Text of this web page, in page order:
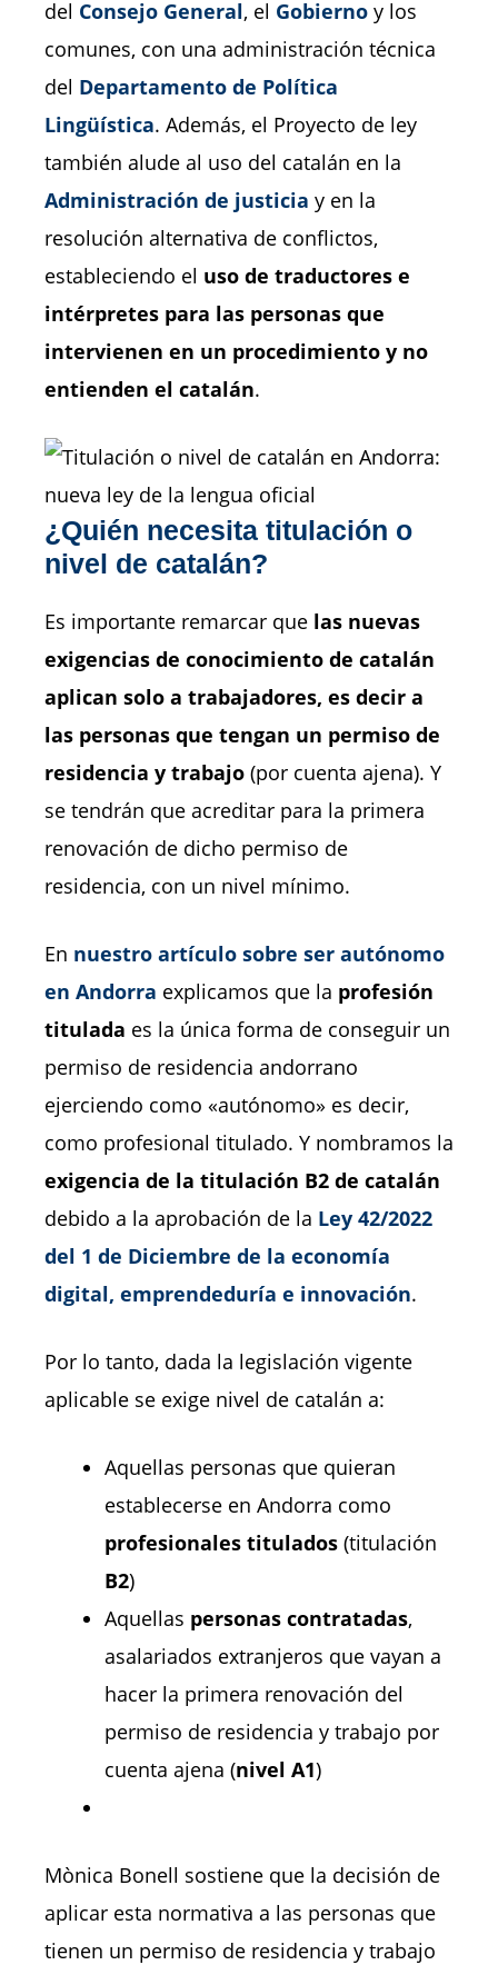
del Consejo General, el Gobierno y los
comunes, con una administración técnica
del Departamento de Política
Lingüística. Además, el Proyecto de ley
también alude al uso del catalán en la
Administración de justicia y en la
resolución alternativa de conflictos,
estableciendo el uso de traductores e
intérpretes para las personas que
intervienen en un procedimiento y no
entienden el catalán.
¿Quién necesita titulación o
nivel de catalán?
Es importante remarcar que las nuevas
exigencias de conocimiento de catalán
aplican solo a trabajadores, es decir a
las personas que tengan un permiso de
residencia y trabajo (por cuenta ajena). Y
se tendrán que acreditar para la primera
renovación de dicho permiso de
residencia, con un nivel mínimo.
En nuestro artículo sobre ser autónomo
en Andorra explicamos que la profesión
titulada es la única forma de conseguir un
permiso de residencia andorrano
ejerciendo como «autónomo» es decir,
como profesional titulado. Y nombramos la
exigencia de la titulación B2 de catalán
debido a la aprobación de la Ley 42/2022
del 1 de Diciembre de la economía
digital, emprendeduría e innovación.
Por lo tanto, dada la legislación vigente
aplicable se exige nivel de catalán a:
Aquellas personas que quieran
establecerse en Andorra como
profesionales titulados (titulación
B2)
Aquellas personas contratadas,
asalariados extranjeros que vayan a
hacer la primera renovación del
permiso de residencia y trabajo por
cuenta ajena (nivel A1)
Mònica Bonell sostiene que la decisión de
aplicar esta normativa a las personas que
tienen un permiso de residencia y trabajo